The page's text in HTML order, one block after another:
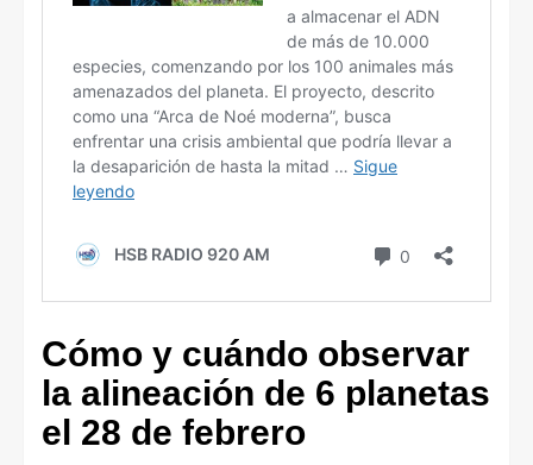
Cómo y cuándo observar
la alineación de 6 planetas
el 28 de febrero